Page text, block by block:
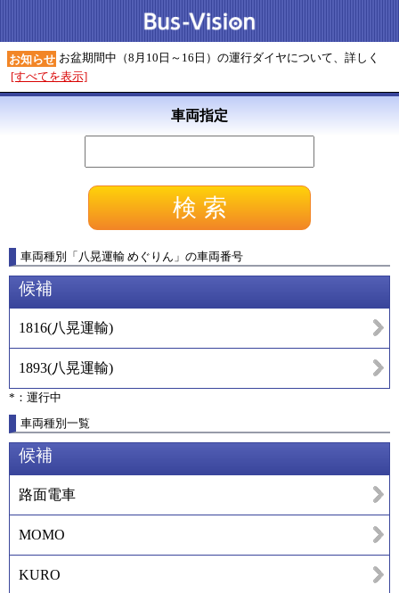
お知らせ お盆期間中（8月10日～16日）の運行ダイヤについて、詳しく
[すべてを表示]
車両指定
車両種別 「 八晃運輸 めぐりん 」 の車両番号
候補
1816(八晃運輸)
1893(八晃運輸)
*：運行中
車両種別一覧
候補
路面電車
MOMO
KURO